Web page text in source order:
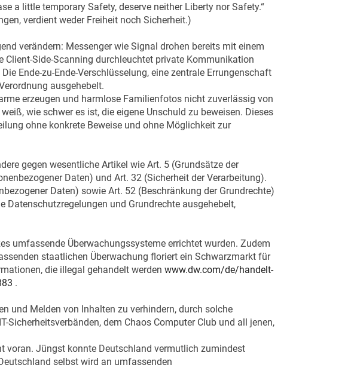
a little temporary Safety, deserve neither Liberty nor Safety.“
verdient weder Freiheit noch Sicherheit.)
verändern: Messenger wie Signal drohen bereits mit einem
Side-Scanning durchleuchtet private Kommunikation
Ende-zu-Ende-Verschlüsselung, eine zentrale Errungenschaft
ausgehebelt.
erzeugen und harmlose Familienfotos nicht zuverlässig von
wie schwer es ist, die eigene Unschuld zu beweisen. Dieses
ohne konkrete Beweise und ohne Möglichkeit zur
gegen wesentliche Artikel wie Art. 5 (Grundsätze der
Daten) und Art. 32 (Sicherheit der Verarbeitung).
Daten) sowie Art. 52 (Beschränkung der Grundrechte)
Datenschutzregelungen und Grundrechte ausgehebelt,
umfassende Überwachungssysteme errichtet wurden. Zudem
staatlichen Überwachung floriert ein Schwarzmarkt für
die illegal gehandelt werden www.dw.com/de/handelt-
.
und Melden von Inhalten zu verhindern, durch solche
dem Chaos Computer Club und all jenen,
voran. Jüngst konnte Deutschland vermutlich zumindest
selbst wird an umfassenden